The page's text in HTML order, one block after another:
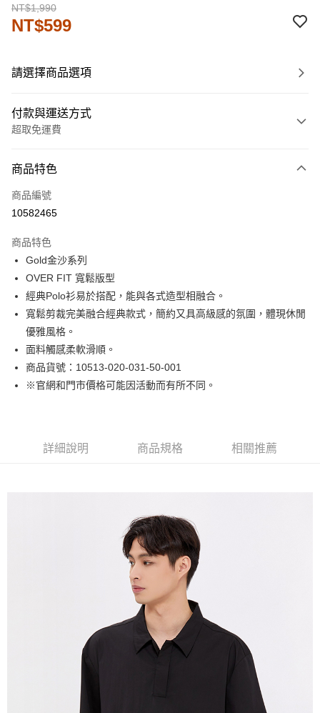
NT$1,990
NT$599
請選擇商品選項
付款與運送方式
超取免運費
信用卡一次付款
LINE Pay
街口支付
悠遊付
Google Pay
貨到付款
運送方式
付款後7-11取貨
每筆NT$130，滿NT$1,000(含以上)免運費
商品特色
商品編號
10582465
商品特色
Gold金沙系列
OVER FIT 寬鬆版型
經典Polo衫易於搭配，能與各式造型相融合。
寬鬆剪裁完美融合經典款式，簡約又具高級感的氛圍，體現休閒
優雅風格。
面料觸感柔軟滑順。
商品貨號：10513-020-031-50-001
※官網和門市價格可能因活動而有所不同。
詳細說明 商品規格 相關推薦